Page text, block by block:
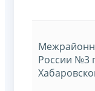
России №3